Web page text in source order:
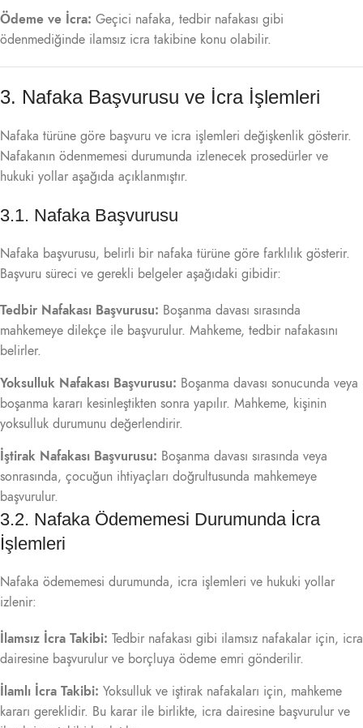
Ödeme ve İcra: Geçici nafaka, tedbir nafakası gibi
ödenmediğinde ilamsız icra takibine konu olabilir.
3. Nafaka Başvurusu ve İcra İşlemleri
Nafaka türüne göre başvuru ve icra işlemleri değişkenlik gösterir.
Nafakanın ödenmemesi durumunda izlenecek prosedürler ve
hukuki yollar aşağıda açıklanmıştır.
3.1. Nafaka Başvurusu
Nafaka başvurusu, belirli bir nafaka türüne göre farklılık gösterir.
Başvuru süreci ve gerekli belgeler aşağıdaki gibidir:
Tedbir Nafakası Başvurusu: Boşanma davası sırasında
mahkemeye dilekçe ile başvurulur. Mahkeme, tedbir nafakasını
belirler.
Yoksulluk Nafakası Başvurusu: Boşanma davası sonucunda veya
boşanma kararı kesinleştikten sonra yapılır. Mahkeme, kişinin
yoksulluk durumunu değerlendirir.
İştirak Nafakası Başvurusu: Boşanma davası sırasında veya
sonrasında, çocuğun ihtiyaçları doğrultusunda mahkemeye
başvurulur.
3.2. Nafaka Ödememesi Durumunda İcra
İşlemleri
Nafaka ödememesi durumunda, icra işlemleri ve hukuki yollar
izlenir:
İlamsız İcra Takibi: Tedbir nafakası gibi ilamsız nafakalar için, icra
dairesine başvurulur ve borçluya ödeme emri gönderilir.
İlamlı İcra Takibi: Yoksulluk ve iştirak nafakaları için, mahkeme
kararı gereklidir. Bu karar ile birlikte, icra dairesine başvurulur ve